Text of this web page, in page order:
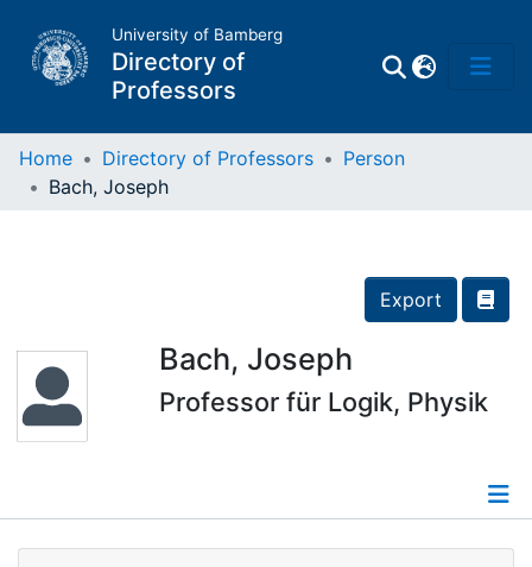
University of Bamberg
Directory of
Professors
Places
Corporations
Home Directory of Professors
Person
Bach, Joseph
Export
Bach, Joseph
Professor für Logik, Physik
Profile